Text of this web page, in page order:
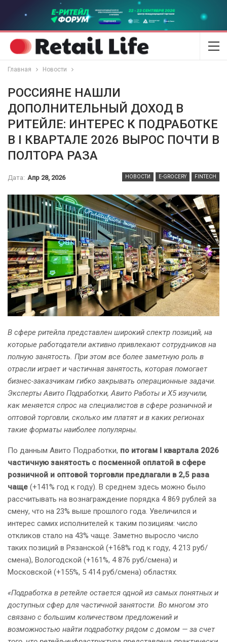
Главная Новости
РОССИЯНЕ НАШЛИ
ДОПОЛНИТЕЛЬНЫЙ ДОХОД В
РИТЕЙЛЕ: ИНТЕРЕС К ПОДРАБОТКЕ
В I КВАРТАЛЕ 2026 ВЫРОС ПОЧТИ В
ПОЛТОРА РАЗА
НОВОСТИ E-GROCERY FINTECH
Дата: Апр 28, 2026
В сфере ритейла представлен широкий спектр позиций, на
которые работодатели активно привлекают сотрудников на
полную занятость. При этом все более заметную роль в
отрасли играет и частичная занятость, которая помогает
бизнес-заказчикам гибко закрывать операционные задачи.
Эксперты Авито Подработки, Авито Работы и Х5 изучили,
как меняется спрос на специалистов в сфере розничной и
оптовой торговли, сколько им платят и в каких регионах
такие форматы наиболее популярны.
По данным Авито Подработки, по итогам I квартала 2026
частичную занятость с посменной оплатой в сфере
розничной и оптовой торговли предлагали в 2,5 раза
чаще (+141% год к году). В среднем здесь можно было
рассчитывать на вознаграждение порядка 4 869 рублей за
смену, что на 23% выше прошлого года. Увеличился и
интерес самих исполнителей к таким позициям: число
откликов стало на 43% чаще. Заметно выросло число
таких позиций в Рязанской (+168% год к году, 4 213 руб/
смена), Вологодской (+161%, 4 876 руб/смена) и
Московской (+155%, 5 414 руб/смена) областях.
«Подработка в ретейле остается одной из самых понятных и
доступных сфер для частичной занятости. Во многом это
связано с большим количеством предложений и
возможностью найти подработку рядом с домом — за счет